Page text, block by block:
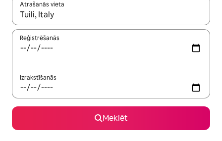
Atrašanās vieta
Kad rezultāti kļūs pieejami, izmantojiet bultiņu uz augšu un
Reģistrēšanās
Izrakstīšanās
Meklēt